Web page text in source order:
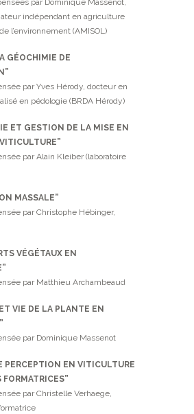
par Dominique Massenot,
indépendant en agriculture
l’environnement (AMISOL)
GÉOCHIMIE DE
par Yves Hérody, docteur en
en pédologie (BRDA Hérody)
ET GESTION DE LA MISE EN
par Alain Kleiber (laboratoire
MASSALE”
par Christophe Hébinger,
VÉGÉTAUX EN
par Matthieu Archambeaud
VIE DE LA PLANTE EN
par Dominique Massenot
PERCEPTION EN VITICULTURE
FORMATRICES”
par Christelle Verhaege,